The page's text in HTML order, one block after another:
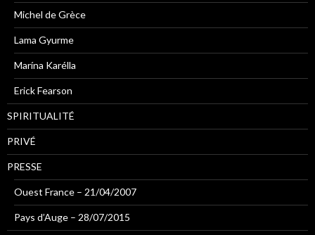
Michel de Grèce
Lama Gyurme
Marína Karélla
Erick Fearson
SPIRITUALITÉ
PRIVÉ
PRESSE
Ouest France – 21/04/2007
Pays d’Auge – 28/07/2015